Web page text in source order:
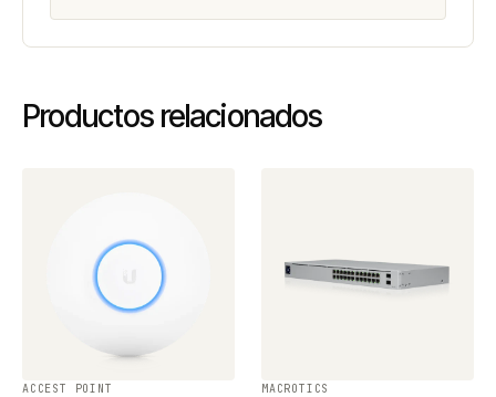
Productos relacionados
ACCEST POINT MACROTICS